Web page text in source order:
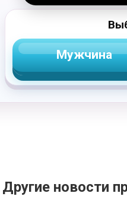
Мужчина
Другие новости